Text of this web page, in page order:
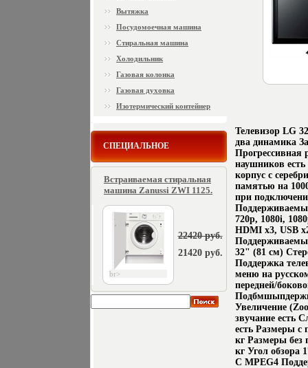
Вытяжка
Посудомоечная машина
Стиральная машина
Холодильник
Газовая колонка
Газовая духовка
Изотермический контейнер
СПЕЦИАЛЬНОЕ
Встраиваемая стиральная
машина Zanussi ZWI 1125.
br>
22420 руб.
21420 руб.
Телевизор LG
два динамика
Прогрессивная
наушников
корпус с
памятью на
при
720p, 1080i,
HDMI x3, USB
32" (81 см)
Поддержка
меню на
передней/
Увеличение
звучание есть
есть Размеры с
кг Размеры без
кг Угол обзора
C MPEG4